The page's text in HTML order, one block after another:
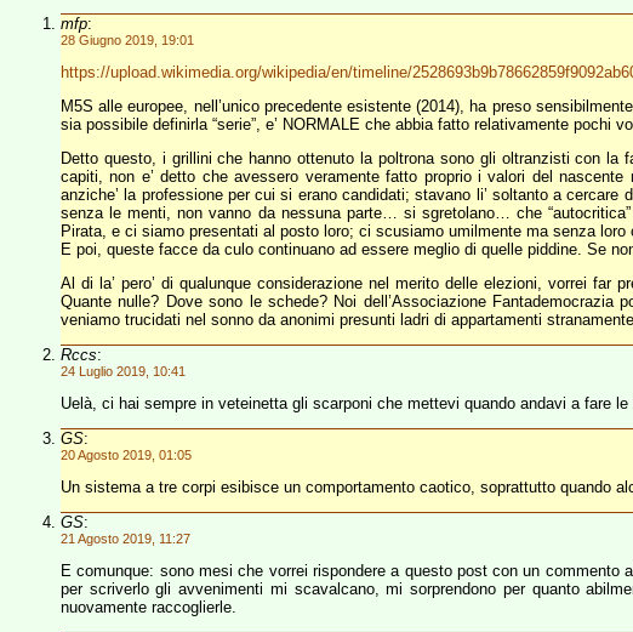
mfp:
28 Giugno 2019, 19:01
https://upload.wikimedia.org/wikipedia/en/timeline/
M5S alle europee, nell’unico precedente esistente (2014), ha preso
sia possibile definirla “serie”, e’ NORMALE che abbia fatto relativamente
Detto questo, i grillini che hanno ottenuto la poltrona sono gli oltranzisti con la
capiti, non e’ detto che avessero veramente fatto proprio i valori del
anziche’ la professione per cui si erano candidati; stavano li’ soltanto a
senza le menti, non vanno da nessuna parte… si sgretolano… che
Pirata, e ci siamo presentati al posto loro; ci scusiamo umilmente ma senza
E poi, queste facce da culo continuano ad essere meglio di quelle piddine. Se
Al di la’ pero’ di qualunque considerazione nel merito delle elezioni, vorrei far
Quante nulle? Dove sono le schede? Noi dell’Associazione
veniamo trucidati nel sonno da anonimi presunti ladri di appartamenti
Rccs:
24 Luglio 2019, 10:41
Uelà, ci hai sempre in veteinetta gli scarponi che mettevi quando andavi a fare
GS:
20 Agosto 2019, 01:05
Un sistema a tre corpi esibisce un comportamento caotico, soprattutto quando
GS:
21 Agosto 2019, 11:27
E comunque: sono mesi che vorrei rispondere a questo post con un
per scriverlo gli avvenimenti mi scavalcano, mi sorprendono per quanto
nuovamente raccoglierle.